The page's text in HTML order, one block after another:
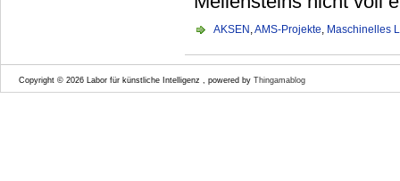
AKSEN ,AMS-Projekte, Maschinelles
Copyright © 2026 Labor für künstliche Intelligenz , powered by Thingamablog